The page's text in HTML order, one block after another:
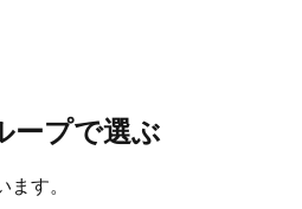
ープで選ぶ
す。